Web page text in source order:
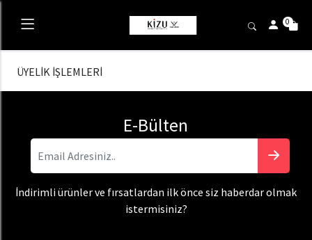
0
ÜYELİK İŞLEMLERİ
E-Bülten
İndirimli ürünler ve fırsatlardan ilk önce siz haberdar olmak
istermisiniz?